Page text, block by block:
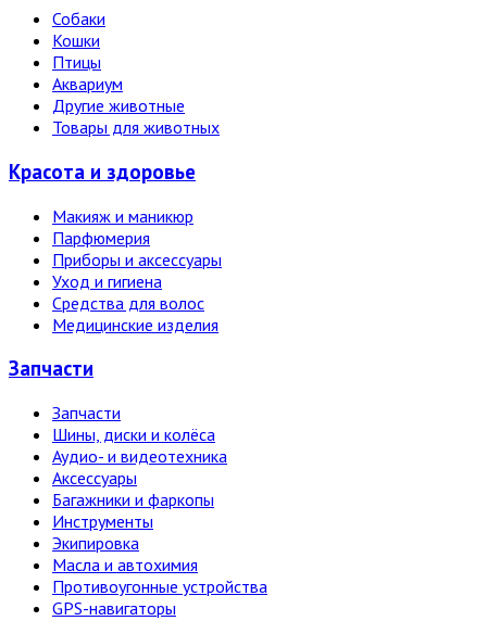
Собаки
Кошки
Птицы
Аквариум
Другие животные
Товары для животных
Красота и здоровье
Макияж и маникюр
Парфюмерия
Приборы и аксессуары
Уход и гигиена
Средства для волос
Медицинские изделия
Запчасти
Запчасти
Шины, диски и колёса
Аудио- и видеотехника
Аксессуары
Багажники и фаркопы
Инструменты
Экипировка
Масла и автохимия
Противоугонные устройства
GPS-навигаторы